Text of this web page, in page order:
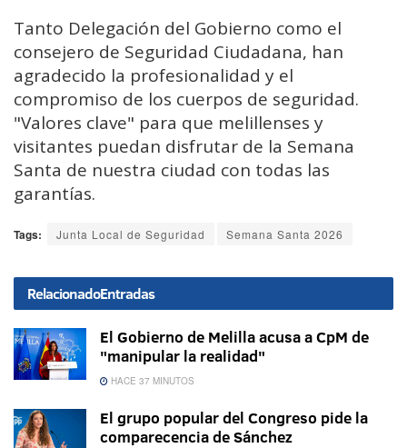
Tanto Delegación del Gobierno como el
consejero de Seguridad Ciudadana, han
agradecido la profesionalidad y el
compromiso de los cuerpos de seguridad.
"Valores clave" para que melillenses y
visitantes puedan disfrutar de la Semana
Santa de nuestra ciudad con todas las
garantías.
Tags: Junta Local de Seguridad Semana Santa 2026
RelacionadoEntradas
El Gobierno de Melilla acusa a CpM de
"manipular la realidad"
HACE 37 MINUTOS
El grupo popular del Congreso pide la
comparecencia de Sánchez